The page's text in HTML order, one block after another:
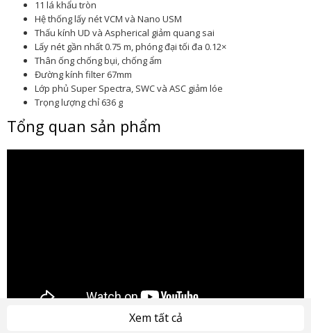
11 lá khẩu tròn
Hệ thống lấy nét VCM và Nano USM
Thấu kính UD và Aspherical giảm quang sai
Lấy nét gần nhất 0.75 m, phóng đại tối đa 0.12×
Thân ống chống bụi, chống ẩm
Đường kính filter 67mm
Lớp phủ Super Spectra, SWC và ASC giảm lóe
Trọng lượng chỉ 636 g
Tổng quan sản phẩm
Xem tất cả